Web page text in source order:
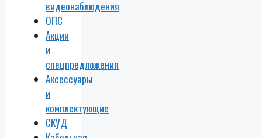
видеонаблюдения
ОПС
Акции
и
спецпредложения
Аксессуары
и
комплектующие
СКУД